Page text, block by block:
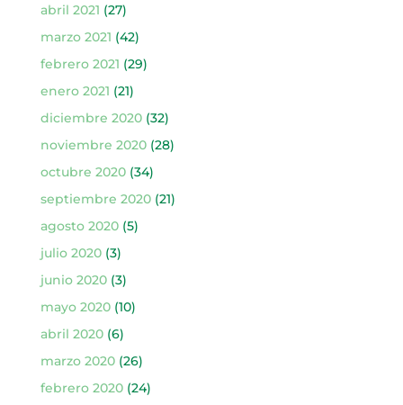
abril 2021 (27)
marzo 2021 (42)
febrero 2021 (29)
enero 2021 (21)
diciembre 2020(32)
noviembre 2020(28)
octubre 2020(34)
septiembre 2020(21)
agosto 2020(5)
julio 2020(3)
junio 2020(3)
mayo 2020(10)
abril 2020(6)
marzo 2020(26)
febrero 2020(24)